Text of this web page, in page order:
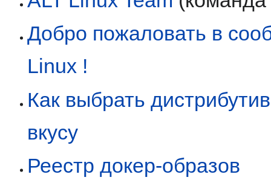
Добро пожаловать в
Linux !
Как выбрать
вкусу
Реестр докер-образов